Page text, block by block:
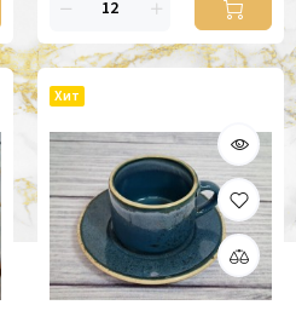
Хит